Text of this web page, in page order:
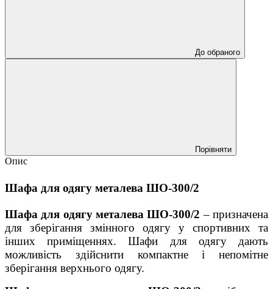
До обраного
Порівняти
Опис
Шафа для одягу металева ШО-300/2
Шафа для одягуметалева ШО-300/2 – призначена
для зберігання змінного одягу у спортивних та
інших приміщеннях. Шафи для одягу дають
можливість здійснити компактне і непомітне
зберігання верхнього одягу.